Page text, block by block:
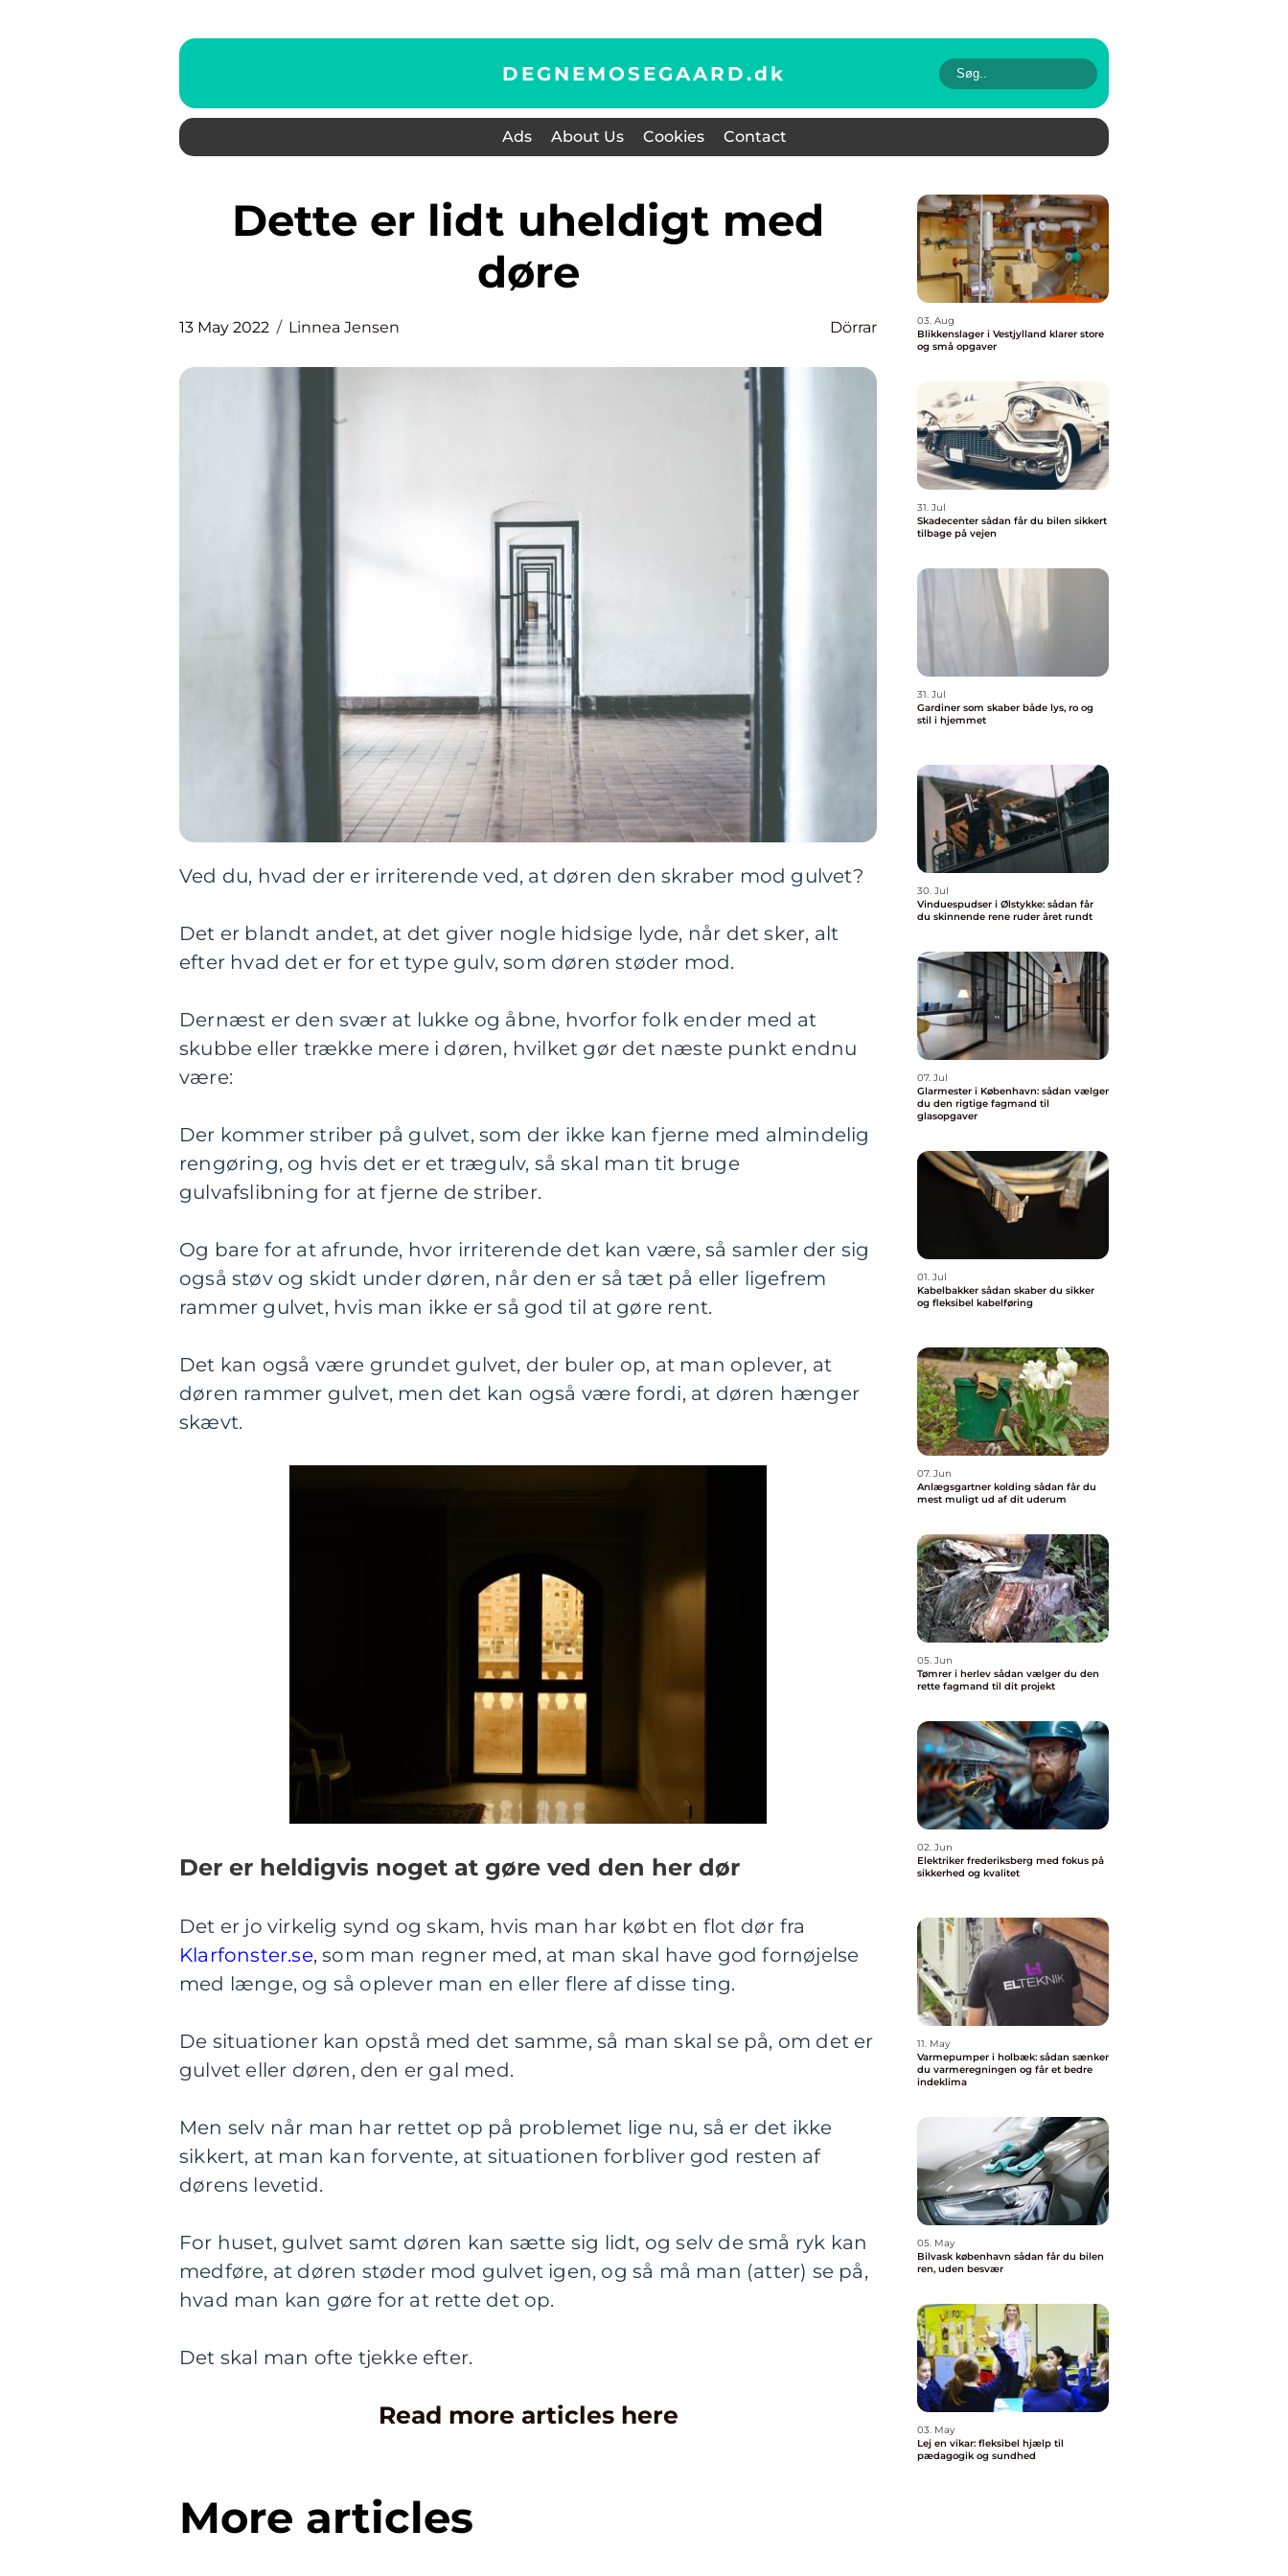
DEGNEMOSEGAARD.dk
Ads About Us Cookies Contact
Dette er lidt uheldigt med
døre
13 May 2022 Linnea Jensen Dörrar
Ved du, hvad der er irriterende ved, at døren den skraber mod gulvet?
Det er blandt andet, at det giver nogle hidsige lyde, når det sker, alt
efter hvad det er for et type gulv, som døren støder mod.
Dernæst er den svær at lukke og åbne, hvorfor folk ender med at
skubbe eller trække mere i døren, hvilket gør det næste punkt endnu
være:
Der kommer striber på gulvet, som der ikke kan fjerne med almindelig
rengøring, og hvis det er et trægulv, så skal man tit bruge
gulvafslibning for at fjerne de striber.
Og bare for at afrunde, hvor irriterende det kan være, så samler der sig
også støv og skidt under døren, når den er så tæt på eller ligefrem
rammer gulvet, hvis man ikke er så god til at gøre rent.
Det kan også være grundet gulvet, der buler op, at man oplever, at
døren rammer gulvet, men det kan også være fordi, at døren hænger
skævt.
Der er heldigvis noget at gøre ved den her dør
Det er jo virkelig synd og skam, hvis man har købt en flot dør fra
Klarfonster.se, som man regner med, at man skal have god fornøjelse
med længe, og så oplever man en eller flere af disse ting.
De situationer kan opstå med det samme, så man skal se på, om det er
gulvet eller døren, den er gal med.
Men selv når man har rettet op på problemet lige nu, så er det ikke
sikkert, at man kan forvente, at situationen forbliver god resten af
dørens levetid.
For huset, gulvet samt døren kan sætte sig lidt, og selv de små ryk kan
medføre, at døren støder mod gulvet igen, og så må man (atter) se på,
hvad man kan gøre for at rette det op.
Det skal man ofte tjekke efter.
Read more articles here
More articles
03. Aug
Blikkenslager i Vestjylland klarer store
og små opgaver
31. Jul
Skadecenter sådan får du bilen sikkert
tilbage på vejen
31. Jul
Gardiner som skaber både lys, ro og
stil i hjemmet
30. Jul
Vinduespudser i Ølstykke: sådan får
du skinnende rene ruder året rundt
07. Jul
Glarmester i København: sådan vælger
du den rigtige fagmand til
glasopgaver
01. Jul
Kabelbakker sådan skaber du sikker
og fleksibel kabelføring
07. Jun
Anlægsgartner kolding sådan får du
mest muligt ud af dit uderum
05. Jun
Tømrer i herlev sådan vælger du den
rette fagmand til dit projekt
02. Jun
Elektriker frederiksberg med fokus på
sikkerhed og kvalitet
11. May
Varmepumper i holbæk: sådan sænker
du varmeregningen og får et bedre
indeklima
05. May
Bilvask københavn sådan får du bilen
ren, uden besvær
03. May
Lej en vikar: fleksibel hjælp til
pædagogik og sundhed